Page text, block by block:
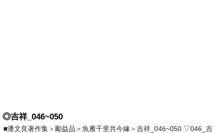
◎吉祥_046~050
■潘文良著作集＞勵益品＞魚雁千里共今緣＞吉祥_046~050 ▽046_吉